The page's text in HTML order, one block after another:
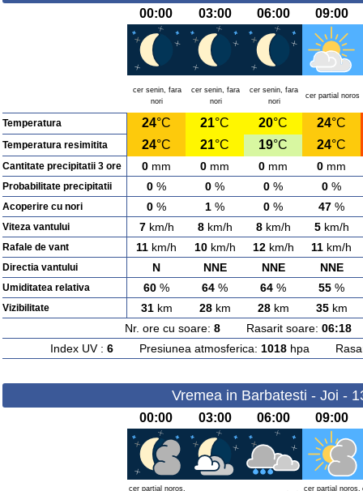
00:00 03:00 06:00 09:00
cer senin, fara
nori
cer senin, fara
nori
cer senin, fara
nori
cer partial noros
Temperatura 24°C 21°C 20°C 24°C
Temperatura resimitita 24°C 21°C 19°C 24°C
Cantitate precipitatii 3 ore 0 mm 0 mm 0 mm 0 mm
Probabilitate precipitatii 0 % 0 % 0 % 0 %
Acoperire cu nori 0 % 1 % 0 % 47 %
Viteza vantului 7km/h 8km/h 8km/h 5km/h
Rafale de vant 11 km/h 10km/h 12km/h 11 km/h
Directia vantului N NNE NNE NNE
Umiditatea relativa 60 % 64 % 64 % 55 %
Vizibilitate 31km 28km 28km 35km
Nr. ore cu soare: 8Rasarit soare: 06:18
Index UV : 6Presiunea atmosferica: 1018hpa
Vremea in Barbatesti - Joi -
00:00 03:00 06:00 09:00
cer partial noros,
cer partial noros,